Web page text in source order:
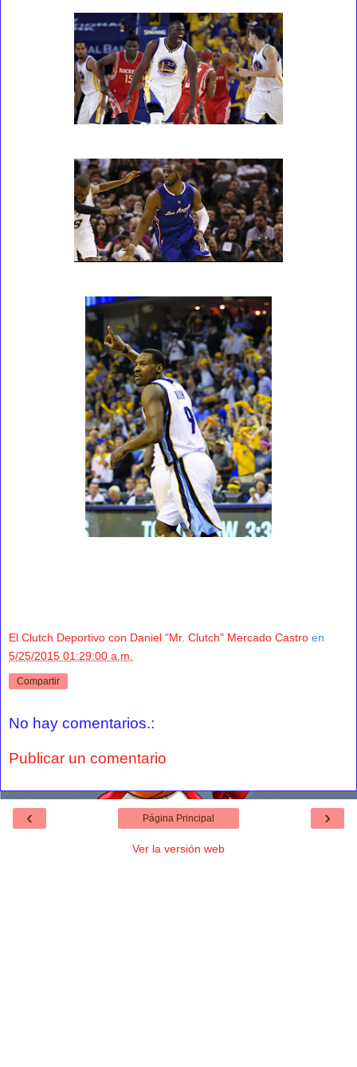
El Clutch Deportivo con Daniel "Mr. Clutch" Mercado Castro en
5/25/2015 01:29:00 a.m.
Compartir
No hay comentarios.:
Publicar un comentario
‹ ›
Página Principal
Ver la versión web